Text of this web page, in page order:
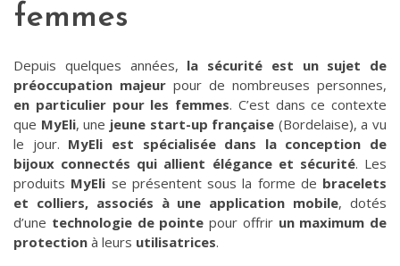
femmes
Depuis quelques années, la sécurité est un sujet de
préoccupation majeur pour de nombreuses personnes,
en particulier pour les femmes. C’est dans ce contexte
que MyEli, une jeune start-up française (Bordelaise), a vu
le jour. MyEli est spécialisée dans la conception de
bijoux connectés qui allient élégance et sécurité. Les
produits MyEli se présentent sous la forme de bracelets
et colliers, associés à une application mobile, dotés
d’une technologie de pointe pour offrir un maximum de
protection à leurs utilisatrices.